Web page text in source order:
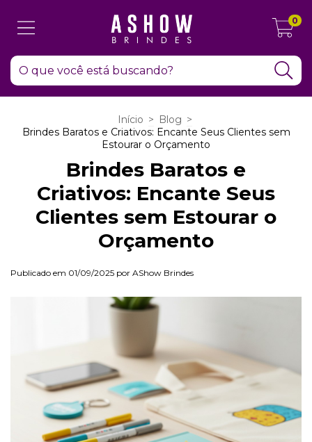
0
Início > Blog >
Brindes Baratos e Criativos: Encante Seus Clientes sem
Estourar o Orçamento
Brindes Baratos e
Criativos: Encante Seus
Clientes sem Estourar o
Orçamento
Publicado em 01/09/2025 por AShow Brindes